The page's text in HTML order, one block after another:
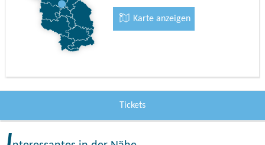
Karte anzeigen
Tickets